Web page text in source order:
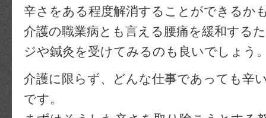
辛さをある程度解消することができるか
介護の職業病とも言える腰痛を緩和する
ジや鍼灸を受けてみるのも良いでしょう
介護に限らず、どんな仕事であっても辛
です。